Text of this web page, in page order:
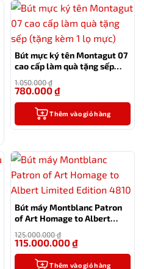
Bút mực ký tên Montagut 07
cao cấp làm quà tặng sếp
1.050.000₫
780.000₫
Thêm vào giỏ hàng
Bút máy Montblanc Patron
of Art Homage to Albert
125.000.000₫
115.000.000₫
Thêm vào giỏ hàng